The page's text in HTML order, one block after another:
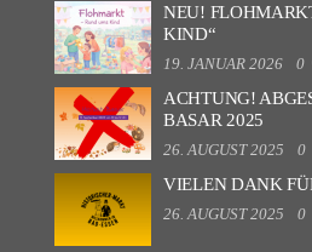
NEU!
KIND“
19. JANUAR 2026 0
ACHTUNG!
BASAR 2025
26. AUGUST 2025 0
VIELEN DANK
26. AUGUST 2025 0